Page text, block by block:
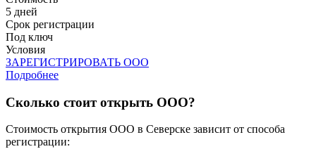
5 дней
Срок регистрации
Под ключ
Условия
ЗАРЕГИСТРИРОВАТЬ ООО
Подробнее
Сколько стоит открыть ООО?
Стоимость открытия ООО в Северске зависит от способа
регистрации: